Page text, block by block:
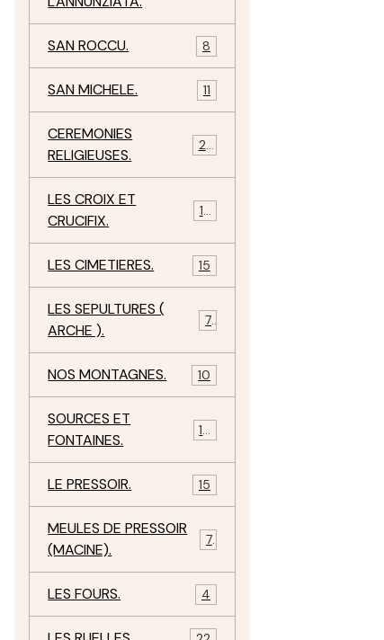
SAN ROCCU. 8
SAN MICHELE. 11
CEREMONIES
RELIGIEUSES.
23
LES CROIX ET
CRUCIFIX.
18
LES CIMETIERES. 15
LES SEPULTURES (
ARCHE ).
7
NOS MONTAGNES. 10
SOURCES ET
FONTAINES.
10
LE PRESSOIR. 15
MEULES DE PRESSOIR
(MACINE).
7
LES FOURS. 4